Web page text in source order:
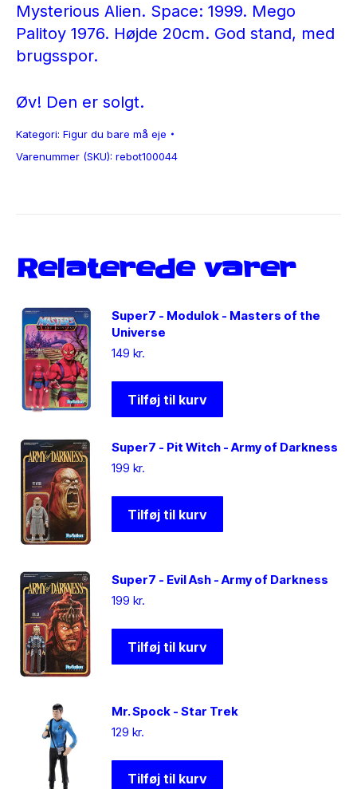
Mysterious Alien. Space: 1999. Mego
Palitoy 1976. Højde 20cm. God stand, med
brugsspor.
Øv! Den er solgt.
Kategori: Figur du bare må eje
Varenummer (SKU): rebot100044
Relaterede varer
Super7 - Modulok - Masters of the
Universe
149 kr.
Tilføj til kurv
Super7 - Pit Witch - Army of Darkness
199 kr.
Tilføj til kurv
Super7 - Evil Ash - Army of Darkness
199 kr.
Tilføj til kurv
Mr. Spock - Star Trek
129 kr.
Tilføj til kurv